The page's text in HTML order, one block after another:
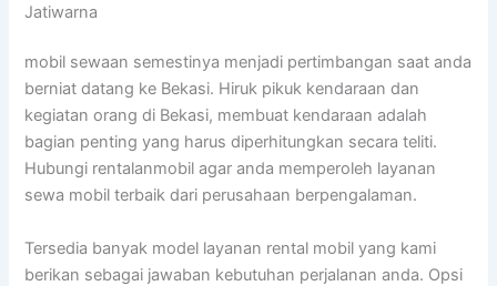
Jatiwarna
mobil sewaan semestinya menjadi pertimbangan saat anda
berniat datang ke Bekasi. Hiruk pikuk kendaraan dan
kegiatan orang di Bekasi, membuat kendaraan adalah
bagian penting yang harus diperhitungkan secara teliti.
Hubungi rentalanmobil agar anda memperoleh layanan
sewa mobil terbaik dari perusahaan berpengalaman.
Tersedia banyak model layanan rental mobil yang kami
berikan sebagai jawaban kebutuhan perjalanan anda. Opsi